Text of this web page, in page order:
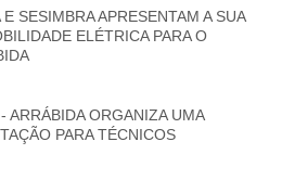
SESIMBRA APRESENTAM A SUA
ELÉTRICA PARA O
ARRÁBIDA ORGANIZA UMA
PARA TÉCNICOS